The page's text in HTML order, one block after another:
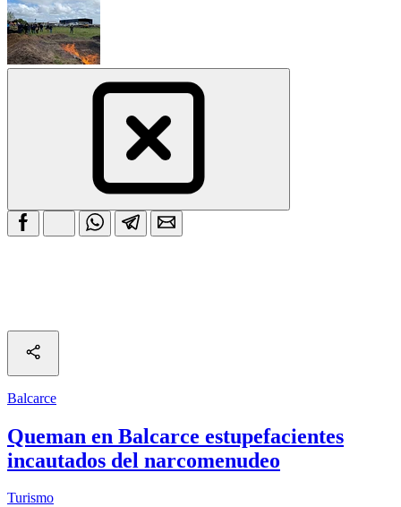
Balcarce
Queman en Balcarce estupefacientes
incautados del narcomenudeo
Turismo